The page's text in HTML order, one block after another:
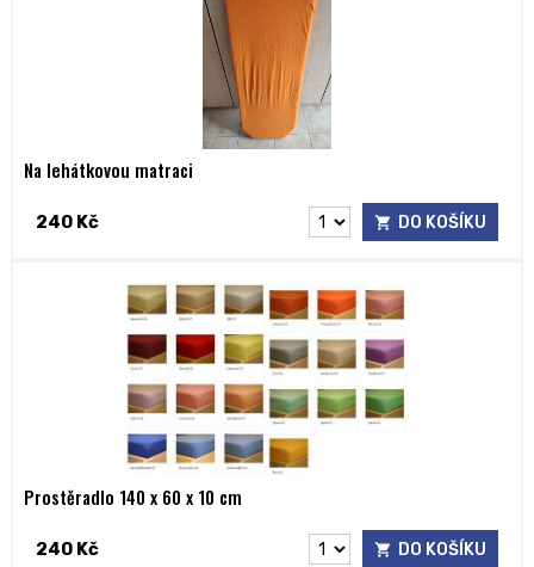
Na lehátkovou matraci
240 Kč DO KOŠÍKU
Prostěradlo 140 x 60 x 10 cm
240 Kč DO KOŠÍKU